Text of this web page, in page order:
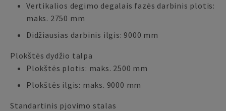
Vertikalios degimo degalais fazės darbinis plotis:
maks. 2750 mm
Didžiausias darbinis ilgis: 9000 mm
Plokštės dydžio talpa
Plokštės plotis: maks. 2500 mm
Plokštės ilgis: maks. 9000 mm
Standartinis pjovimo stalas